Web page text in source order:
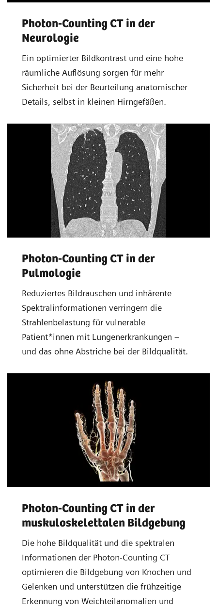
Photon-Counting CT in der
Neurologie
Ein optimierter Bildkontrast und eine hohe
räumliche Auflösung sorgen für mehr
Sicherheit bei der Beurteilung anatomischer
Details, selbst in kleinen Hirngefäßen.
Photon-Counting CT in der
Pulmologie
Reduziertes Bildrauschen und inhärente
Spektralinformationen verringern die
Strahlenbelastung für vulnerable
Patient*innen mit Lungenerkrankungen –
und das ohne Abstriche bei der Bildqualität.
Photon-Counting CT in der
muskuloskelettalen Bildgebung
Die hohe Bildqualität und die spektralen
Informationen der Photon-Counting CT
optimieren die Bildgebung von Knochen und
Gelenken und unterstützen die frühzeitige
Erkennung von Weichteilanomalien und